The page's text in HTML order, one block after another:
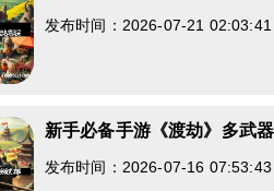
发布时间：2026-07-21 02:03:41
新手必备手游《渡劫》多武
发布时间：2026-07-16 07:53:43